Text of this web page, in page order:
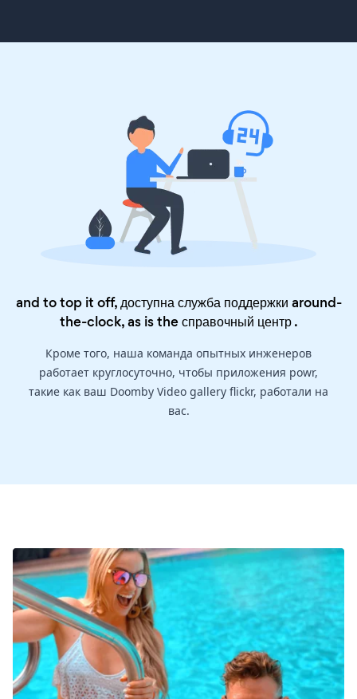
and to top it off, доступна служба поддержки around-
the-clock, as is theсправочный центр.
Кроме того, наша команда опытных инженеров
работает круглосуточно, чтобы приложения powr,
такие как ваш Doomby Video gallery flickr, работали на
вас.